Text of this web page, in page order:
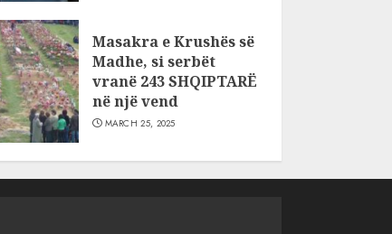
Masakra e Krushës së
Madhe, si serbët
vranë 243 SHQIPTARË
në një vend
MARCH 25, 2025